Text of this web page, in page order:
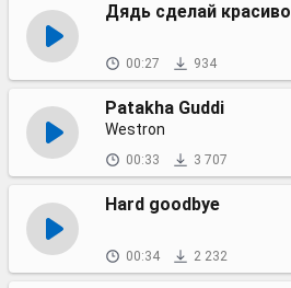
Дядь сделай красиво
00:27 934
Patakha Guddi
Westron
00:33 3 707
Hard goodbye
00:34 2 232